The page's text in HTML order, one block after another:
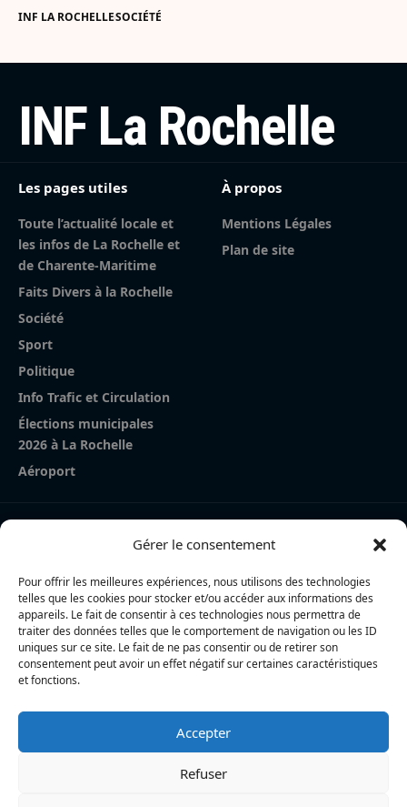
Gérer le consentement
Pour offrir les meilleures expériences, nous utilisons des technologies
telles que les cookies pour stocker et/ou accéder aux informations des
appareils. Le fait de consentir à ces technologies nous permettra de
traiter des données telles que le comportement de navigation ou les ID
uniques sur ce site. Le fait de ne pas consentir ou de retirer son
consentement peut avoir un effet négatif sur certaines caractéristiques
et fonctions.
Accepter
Refuser
INF LA ROCHELLESOCIÉTÉ
INF La Rochelle
Les pages utiles
Toute l’actualité locale et
les infos de La Rochelle et
de Charente-Maritime
Faits Divers à la Rochelle
Société
Sport
Politique
Info Trafic et Circulation
Élections municipales
2026 à La Rochelle
Aéroport
À propos
Mentions Légales
Plan de site
voiture à Périgny, une femme en urgence absolue
Charente-Maritime : la directrice de la police nationale,
Myriam Akkari, sur le départ vers le Haut-Rhin
Incendie à la gare de La Rochelle : près de 20 m² de
toiture brûlés, l’origine accidentelle privilégiée
L’actualité locale en continu à La Rochelle et en Charente-